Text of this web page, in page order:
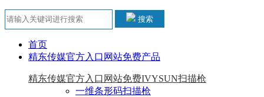
搜索
首页
精东传媒官方入口网站免费产品
精东传媒官方入口网站免费IVYSUN扫描枪
一维条形码扫描枪